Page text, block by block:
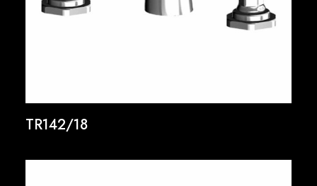
TR142/18